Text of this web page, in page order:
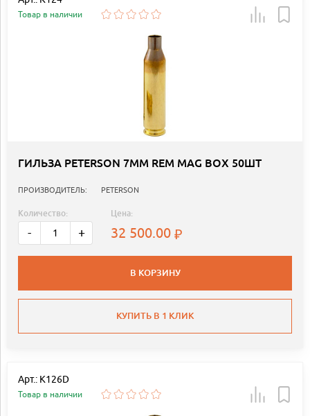
Товар в наличии
ГИЛЬЗА PETERSON 7MM REM MAG BOX 50ШТ
ПРОИЗВОДИТЕЛЬ: PETERSON
Количество:
- +
Цена:
32 500.00
В КОРЗИНУ
КУПИТЬ В 1 КЛИК
Арт.: K126D
Товар в наличии